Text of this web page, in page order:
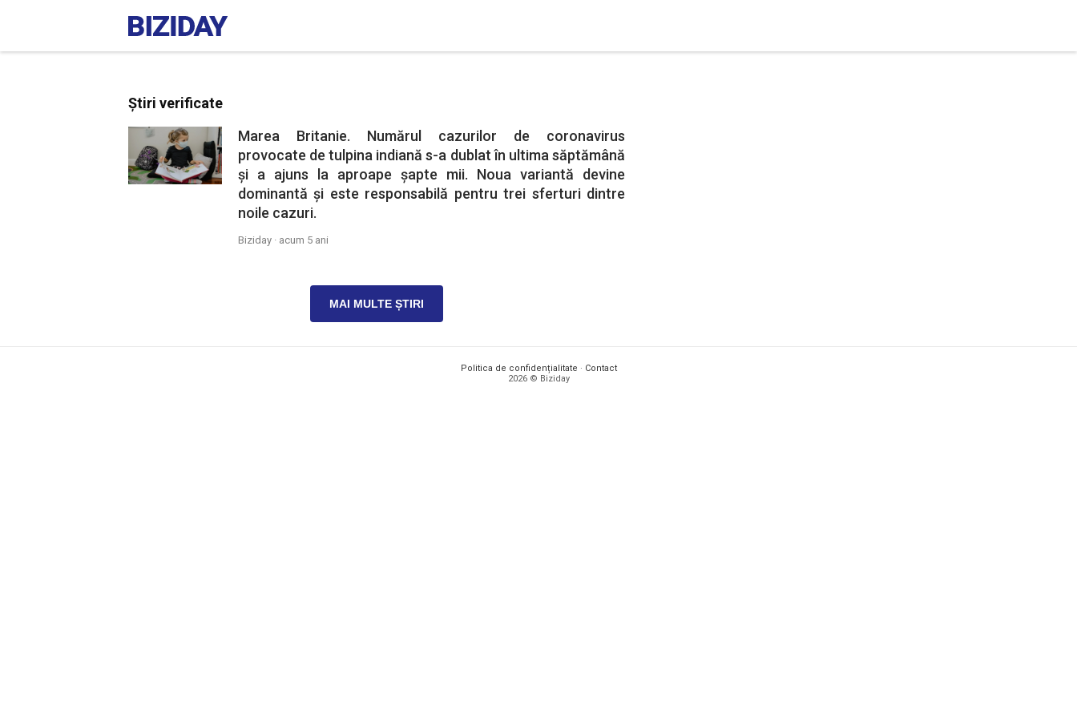
Știri verificate
Marea Britanie. Numărul cazurilor de coronavirus
provocate de tulpina indiană s-a dublat în ultima săptămână
și a ajuns la aproape șapte mii. Noua variantă devine
dominantă și este responsabilă pentru trei sferturi dintre
noile cazuri.
Biziday · acum 5 ani
MAI MULTE ȘTIRI
Politica de confidențialitate · Contact
2026 © Biziday